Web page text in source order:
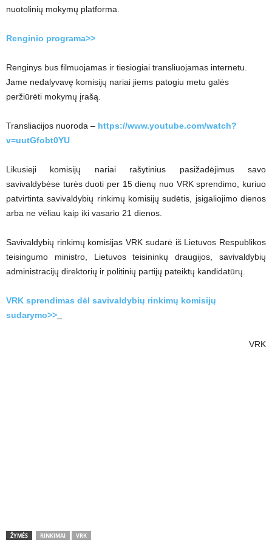
nuotolinių mokymų platforma.
Renginio programa>>
Renginys bus filmuojamas ir tiesiogiai transliuojamas internetu.
Jame nedalyvavę komisijų nariai jiems patogiu metu galės
peržiūrėti mokymų įrašą.
Transliacijos nuoroda – https://www.youtube.com/watch?
v=uutGfobt0YU
Likusieji komisijų nariai rašytinius pasižadėjimus savo
savivaldybėse turės duoti per 15 dienų nuo VRK sprendimo, kuriuo
patvirtinta savivaldybių rinkimų komisijų sudėtis, įsigaliojimo dienos
arba ne vėliau kaip iki vasario 21 dienos.
Savivaldybių rinkimų komisijas VRK sudarė iš Lietuvos Respublikos
teisingumo ministro, Lietuvos teisininkų draugijos, savivaldybių
administracijų direktorių ir politinių partijų pateiktų kandidatūrų.
VRK sprendimas dėl savivaldybių rinkimų komisijų
sudarymo>>
VRK
ŽYMĖS RINKIMAI VRK